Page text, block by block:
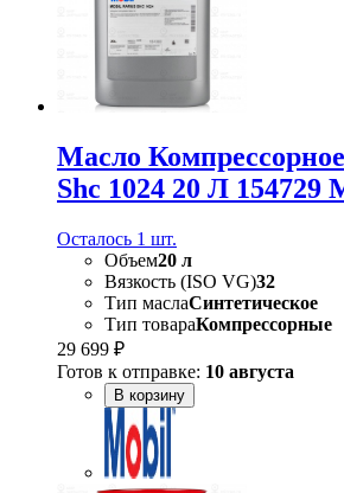
Масло
Shc 1024 20 Л 154729
Осталось 1 шт.
Объем20 л
Вязкость (ISO VG)32
Тип маслаСинтетическое
Тип товараКомпрессорные
29 699 ₽
Готов к отправке: 10 августа
В корзину